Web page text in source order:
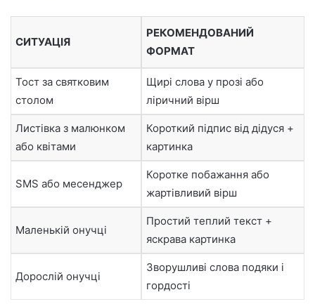
СИТУАЦІЯ
РЕКОМЕНДОВАНИЙ
ФОРМАТ
Тост за святковим
столом
Щирі слова у прозі або
ліричний вірш
Листівка з малюнком
або квітами
Короткий підпис від дідуся +
картинка
SMS або месенджер
Коротке побажання або
жартівливий вірш
Маленькій онучці
Простий теплий текст +
яскрава картинка
Дорослій онучці
Зворушливі слова подяки і
гордості